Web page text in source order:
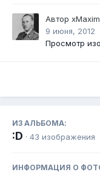
Автор
9 июня, 2012
Просмотр
ИЗ АЛЬБОМА:
:D · 43 изображения
ИНФОРМАЦИЯ О